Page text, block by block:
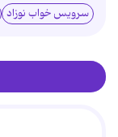
سرویس خواب نوزاد